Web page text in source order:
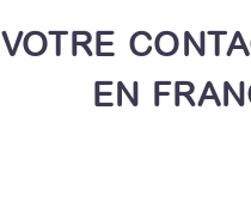
VOTRE
EN